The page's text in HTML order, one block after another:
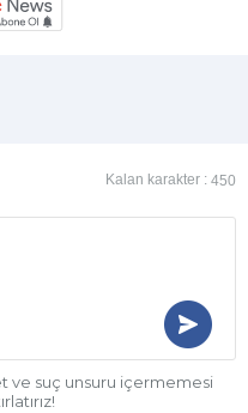
Kalan karakter : 450
ve suç unsuru içermemesi